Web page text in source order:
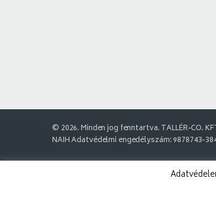
© 2026. Minden jog fenntartva. TALLÉR-CO.
NAIH Adatvédelmi engedélyszám: 9878743-